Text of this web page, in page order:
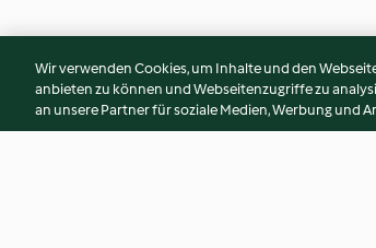
Wir verwenden Cookies, um Inhalte und den
anbieten zu können und Webseitenzugriffe zu
an unsere Partner für soziale Medien, Werbung und